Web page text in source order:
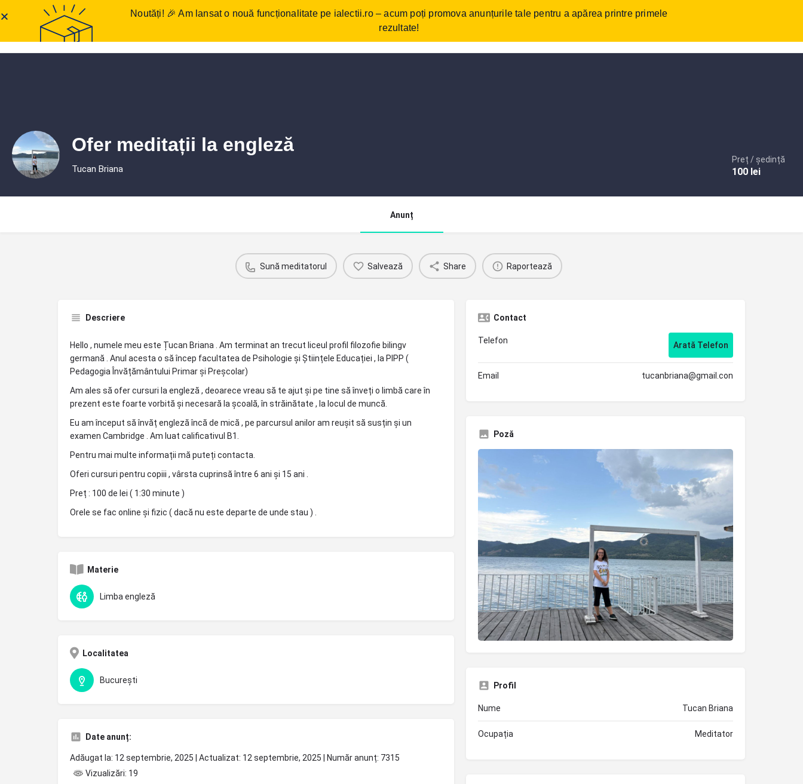
Cum funcționează?
Ofer meditații la engleză
Tucan Briana
Preț / ședință
100 lei
Anunț
Sună meditatorul Salvează Share Raportează
Descriere
Hello , numele meu este Țucan Briana . Am terminat an trecut liceul profil filozofie bilingv
germană . Anul acesta o să încep facultatea de Psihologie și Științele Educației , la PIPP (
Pedagogia Învățământului Primar și Preșcolar)
Am ales să ofer cursuri la engleză , deoarece vreau să te ajut și pe tine să înveți o limbă care în
prezent este foarte vorbită și necesară la școală, în străinătate , la locul de muncă.
Eu am început să învăț engleză încă de mică , pe parcursul anilor am reușit să susțin și un
examen Cambridge . Am luat calificativul B1.
Pentru mai multe informații mă puteți contacta.
Oferi cursuri pentru copiii , vârsta cuprinsă între 6 ani și 15 ani .
Preț : 100 de lei ( 1:30 minute )
Orele se fac online și fizic ( dacă nu este departe de unde stau ) .
Materie
Limba engleză
Localitatea
București
Date anunț:
Adăugat la: 12 septembrie, 2025 | Actualizat: 12 septembrie, 2025 | Număr anunț: 7315
Vizualizări: 19
Contact
Telefon Arată Telefon
Email tucanbriana@gmail.con
Poză
Profil
Nume Tucan Briana
Ocupația Meditator
Noutăți! 🎉 Am lansat o nouă funcționalitate pe ialectii.ro – acum poți promova anunțurile tale pentru a apărea printre primele
rezultate!